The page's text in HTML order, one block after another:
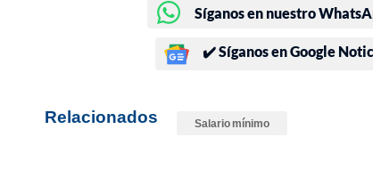
Síganos en nuestro
✔️ Síganos en Google
Relacionados Salario mínimo